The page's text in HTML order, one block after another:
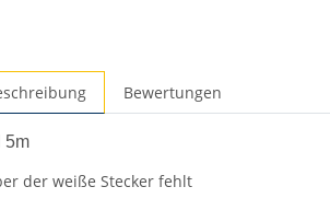
Bewertungen
5m
der weiße Stecker fehlt